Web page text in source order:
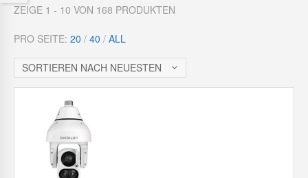
ZEIGE 1 - 10 VON 168 PRODUKTEN
PRO SEITE: 20 / 40 / ALL
SORTIEREN NACH NEUESTEN